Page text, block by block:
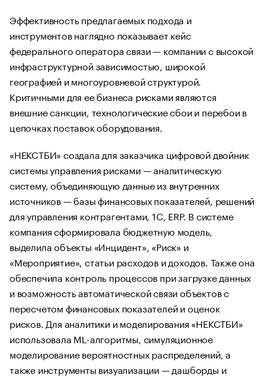
Эффективность предлагаемых подхода и
инструментов наглядно показывает кейс
федерального оператора связи — компании с высокой
инфраструктурной зависимостью, широкой
географией и многоуровневой структурой.
Критичными для ее бизнеса рисками являются
внешние санкции, технологические сбои и перебои в
цепочках поставок оборудования.
«НЕКСТБИ» создала для заказчика цифровой двойник
системы управления рисками — аналитическую
систему, объединяющую данные из внутренних
источников — базы финансовых показателей, решений
для управления контрагентами, 1С, ERP. В системе
компания сформировала бюджетную модель,
выделила объекты «Инцидент», «Риск» и
«Мероприятие», статьи расходов и доходов. Также она
обеспечила контроль процессов при загрузке данных
и возможность автоматической связи объектов с
пересчетом финансовых показателей и оценок
рисков. Для аналитики и моделирования «НЕКСТБИ»
использовала ML-алгоритмы, симуляционное
моделирование вероятностных распределений, а
также инструменты визуализации — дашборды и